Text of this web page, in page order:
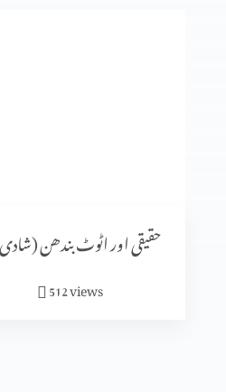
شادی کا الٰہی منصوبہ (حصہ 4)
512views